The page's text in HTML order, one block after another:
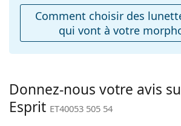
ajustables:
ressort:
Non
Étui:
Oui
Tissu de
nettoyage:
Oui
Comment choisir des
qui vont à votre
Donnez-nous votre avis
Esprit ET40053 505 54